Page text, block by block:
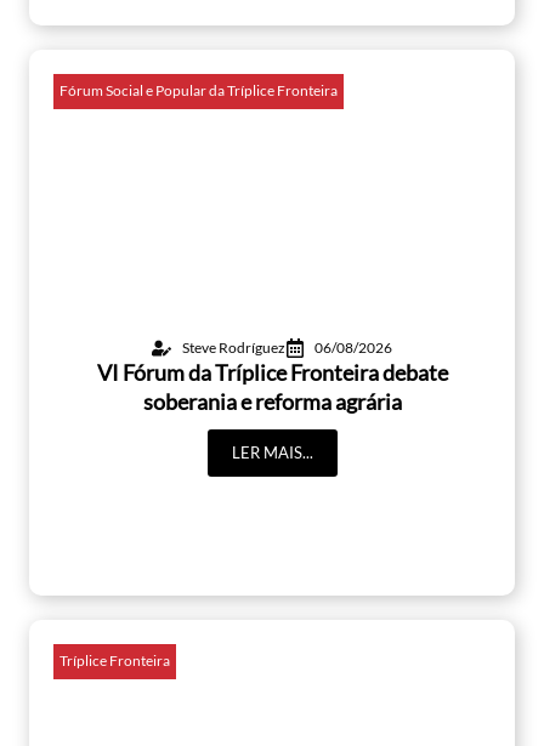
Fórum Social e Popular da Tríplice Fronteira
Steve Rodríguez 06/08/2026
VI Fórum da Tríplice Fronteira debate
soberania e reforma agrária
LER MAIS...
Tríplice Fronteira